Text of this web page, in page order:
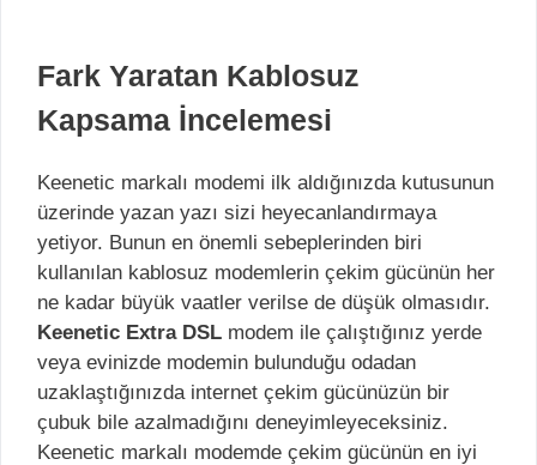
Fark Yaratan Kablosuz
Kapsama İncelemesi
Keenetic markalı modemi ilk aldığınızda kutusunun
üzerinde yazan yazı sizi heyecanlandırmaya
yetiyor. Bunun en önemli sebeplerinden biri
kullanılan kablosuz modemlerin çekim gücünün her
ne kadar büyük vaatler verilse de düşük olmasıdır.
Keenetic Extra DSL modem ile çalıştığınız yerde
veya evinizde modemin bulunduğu odadan
uzaklaştığınızda internet çekim gücünüzün bir
çubuk bile azalmadığını deneyimleyeceksiniz.
Keenetic markalı modemde çekim gücünün en iyi